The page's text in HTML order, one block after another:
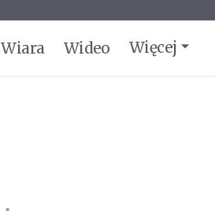
Wiara Wideo Więcej